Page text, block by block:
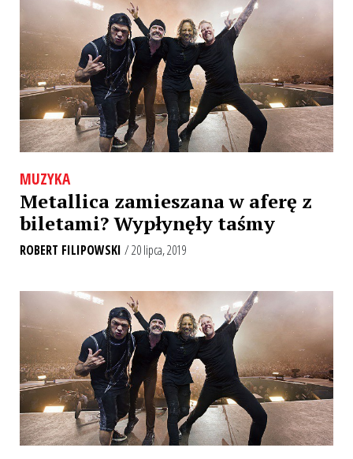
MUZYKA
Metallica zamieszana w aferę z
biletami? Wypłynęły taśmy
ROBERT FILIPOWSKI / 20 lipca, 2019